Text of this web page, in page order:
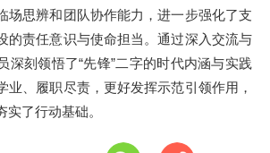
场思辨和团队协作能力，进一步强化了支
的责任意识与使命担当。通过深入交流与
深刻领悟了“先锋”二字的时代内涵与实践
业、履职尽责，更好发挥示范引领作用，
了行动基础。